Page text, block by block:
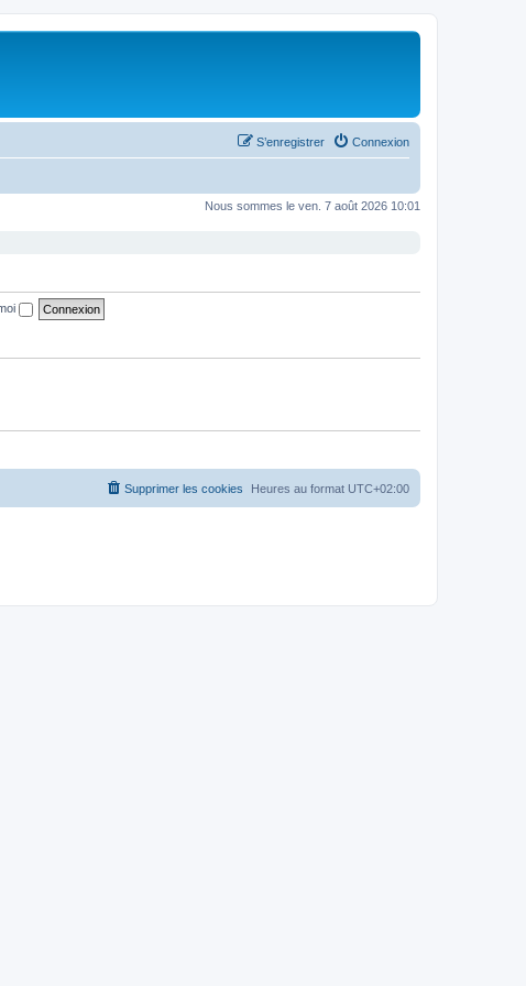
Connexion
S’enregistrer
Nous sommes le ven. 7 août 2026 10:01
Heures au format UTC+02:00
Supprimer les cookies